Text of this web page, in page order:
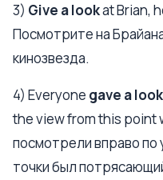
3) Give a lookat Brian,
Посмотрите на
кинозвезда.
4) Everyone gave a look
the view from this point
посмотрели вправо по
точки был